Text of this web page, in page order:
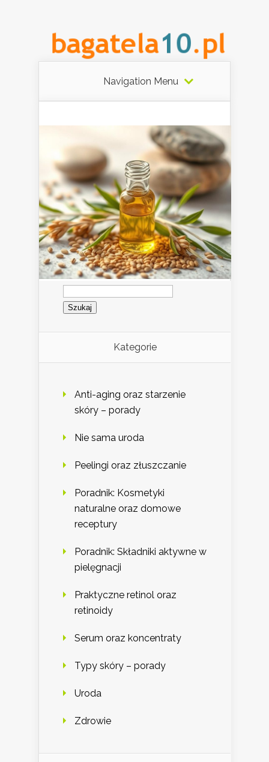
Navigation Menu
Szukaj:
Kategorie
Anti-aging oraz starzenie
skóry – porady
Nie sama uroda
Peelingi oraz złuszczanie
Poradnik: Kosmetyki
naturalne oraz domowe
receptury
Poradnik: Składniki aktywne w
pielęgnacji
Praktyczne retinol oraz
retinoidy
Serum oraz koncentraty
Typy skóry – porady
Uroda
Zdrowie